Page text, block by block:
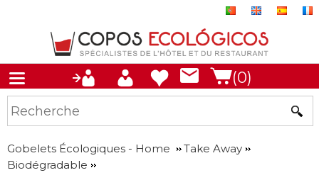
(0)
Gobelets Écologiques - Home
Take Away
Biodégradable